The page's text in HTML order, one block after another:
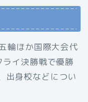
輪ほか国際大会代
イ決勝戦で優勝
出身校などについ